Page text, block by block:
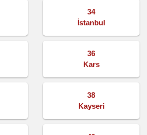
34
İstanbul
36
Kars
38
Kayseri